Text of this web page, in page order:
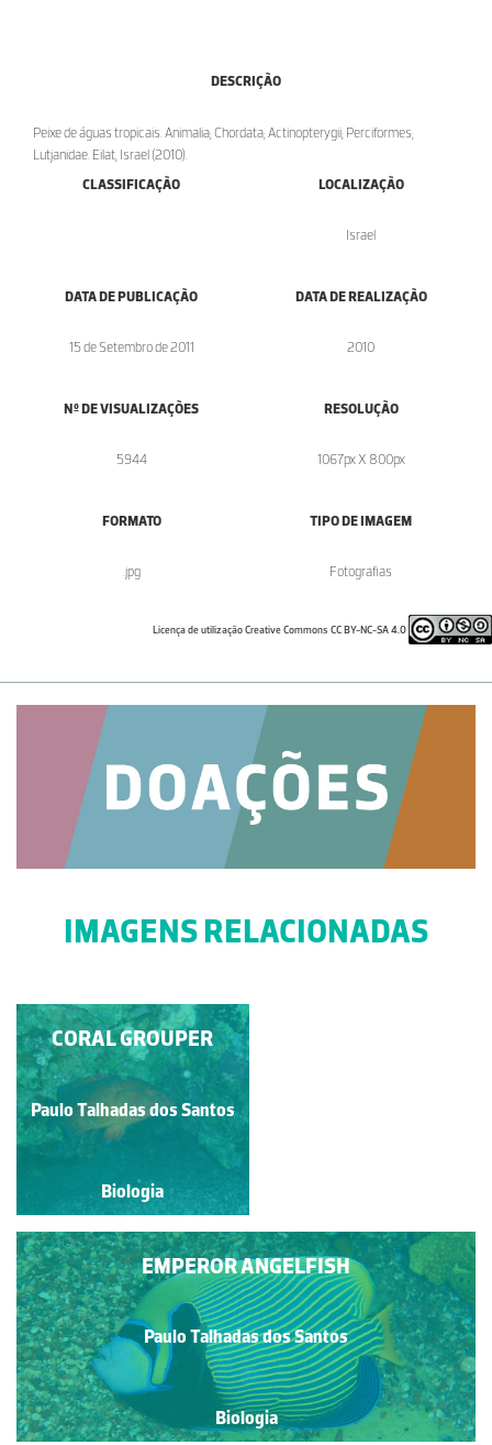
DESCRIÇÃO
Peixe de águas tropicais. Animalia; Chordata; Actinopterygii; Perciformes;
Lutjanidae. Eilat, Israel (2010).
CLASSIFICAÇÃO
LOCALIZAÇÃO
Israel
DATA DE PUBLICAÇÃO
15 de Setembro de 2011
DATA DE REALIZAÇÃO
2010
Nº DE VISUALIZAÇÕES
5944
RESOLUÇÃO
1067px X 800px
FORMATO
.jpg
TIPO DE IMAGEM
Fotografias
Licença de utilização Creative Commons CC BY-NC-SA 4.0
IMAGENS RELACIONADAS
SERGANT MAJOR
Paulo Talhadas dos Santos
Biologia
EMPEROR ANGELFISH
Paulo Talhadas dos Santos
Biologia
CORAL GROUPER
Paulo Talhadas dos Santos
Biologia